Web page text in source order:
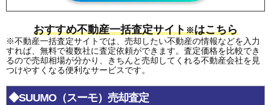
おすすめ不動産一括査定サイト※はこちら
※不動産一括査定サイトでは、売却したい不動産の情報などを入力
すれば、無料で複数社に査定依頼ができます。査定価格を比較でき
るので売却相場が分かり、きちんと売却してくれる不動産会社を見
つけやすくなる便利なサービスです。
◆SUUMO（スーモ）売却査定